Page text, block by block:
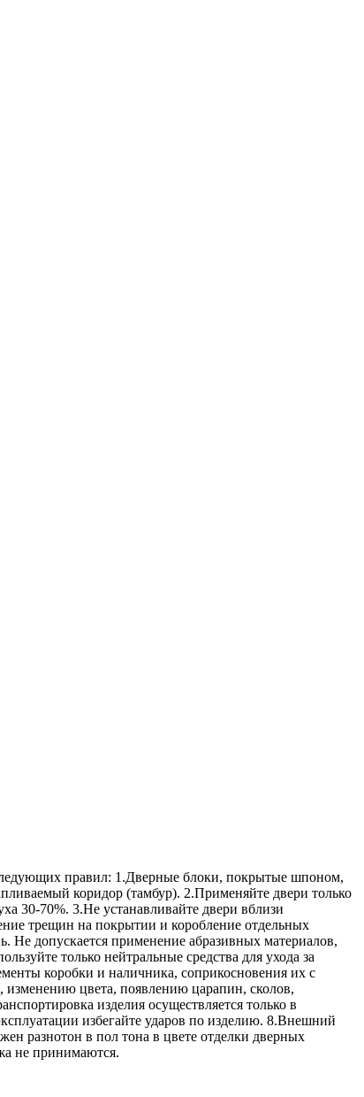
правил: 1.Дверные блоки, покрытые шпоном,
коридор (тамбур). 2.Применяйте двери только
30-70%. 3.Не устанавливайте двери вблизи
трещин на покрытии и коробление отдельных
Не допускается применение абразивных материалов,
только нейтральные средства для ухода за
коробки и наличника, соприкосновения их с
изменению цвета, появлению царапин, сколов,
изделия осуществляется только в
избегайте ударов по изделию. 8.Внешний
разнотон в пол тона в цвете отделки дверных
не принимаются.